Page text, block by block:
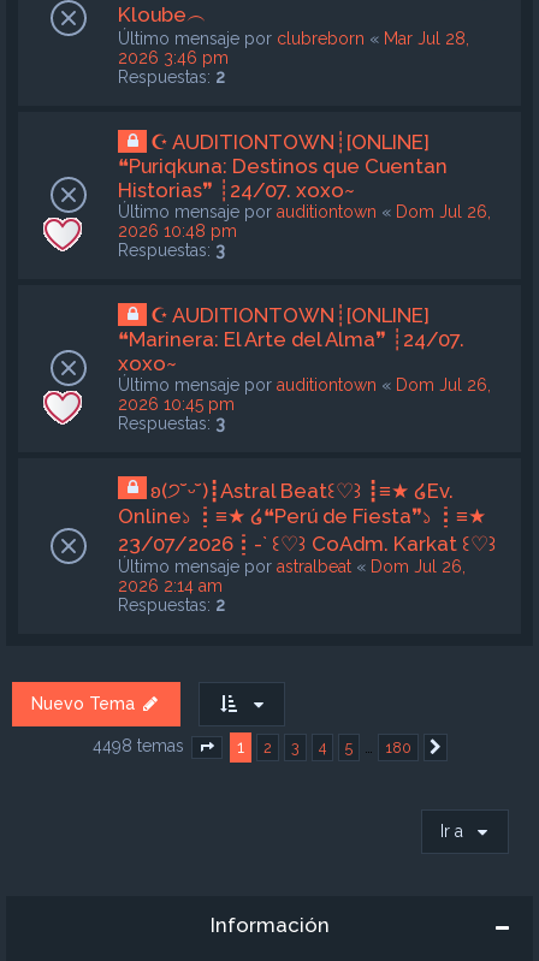
Kloube︵
Último mensaje por clubreborn « Mar Jul 28,
2026 3:46 pm
Respuestas: 2
☪ AUDITIONTOWN┊[ONLINE]
❝Puriqkuna: Destinos que Cuentan
Historias❞ ┊24/07. xoxo~
Último mensaje por auditiontown « Dom Jul 26,
2026 10:48 pm
Respuestas: 3
☪ AUDITIONTOWN┊[ONLINE]
❝Marinera: El Arte del Alma❞ ┊24/07.
xoxo~
Último mensaje por auditiontown « Dom Jul 26,
2026 10:45 pm
Respuestas: 3
ʚ(੭˘ᵕ˘)┋Astral Beat꒰♡︎꒱ ┋≡★ ໒Ev.
Online১ ┋≡★ ໒❝Perú de Fiesta❞১ ┋≡★
23/07/2026┋-` ꒰♡︎꒱ CoAdm. Karkat ꒰♡︎꒱
Último mensaje por astralbeat « Dom Jul 26,
2026 2:14 am
Respuestas: 2
Nuevo Tema
4498 temas Página1 de 180
1 2 3 4 5 … 180
Ir a
Información